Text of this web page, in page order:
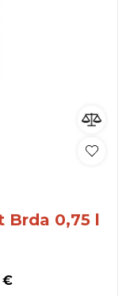
Brda 0,75 l
€